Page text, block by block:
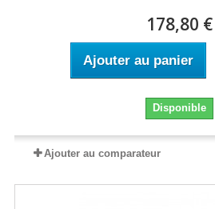
178,80 €
Ajouter au panier
Disponible
Ajouter au comparateur